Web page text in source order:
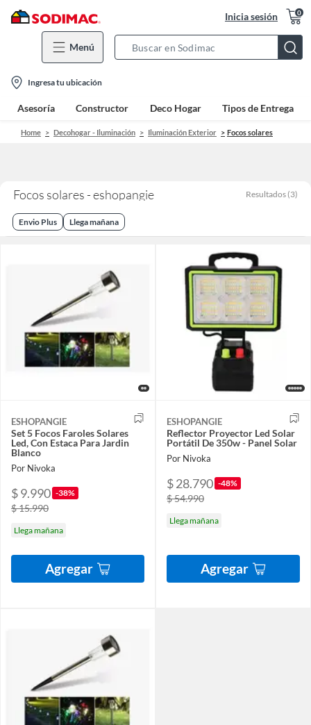
Inicia sesión 0
Menú
Bar
location-
icon
Ingresa tu ubicación
Asesoría Constructor Deco Hogar Tipos de Entrega
Home Decohogar - Iluminación Iluminación Exterior Focos solares
Focos solares - eshopangie Resultados (3)
Envio Plus Llega mañana
ESHOPANGIE
Set 5 Focos Faroles Solares
Led, Con Estaca Para Jardin
Blanco
Por Nivoka
$ 9.990 -38%
$ 15.990
Llega mañana
Agregar
ESHOPANGIE
Reflector Proyector Led Solar
Portátil De 350w - Panel Solar
Por Nivoka
$ 28.790 -48%
$ 54.990
Llega mañana
Agregar